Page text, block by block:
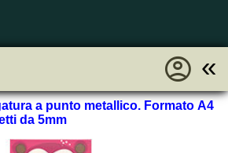
«
account_circle
a punto metallico. Formato A4
da 5mm